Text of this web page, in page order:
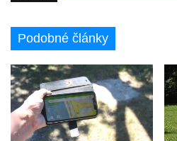
Sochy Ptáci v Tierpark Chemnitz
Socha Panter v ZOO Leipzig
Socha Dívka s mušlí v ZOO Leipzig
Socha Tygr v ZOO Leipzig
Podobné články